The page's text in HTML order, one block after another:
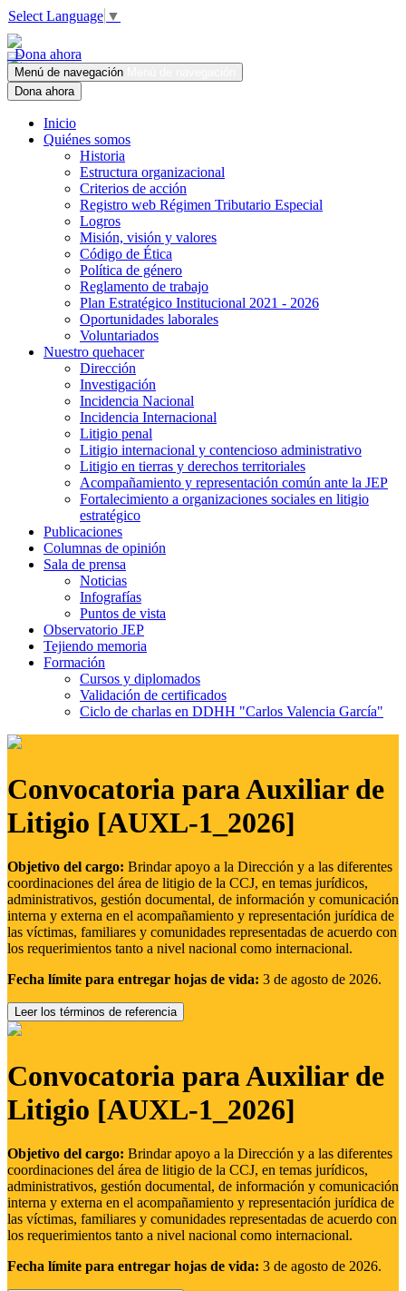
Select Language ▼
Dona ahora
Menú de navegación
Dona ahora
Inicio
Quiénes somos
Historia
Estructura organizacional
Criterios de acción
Registro web Régimen Tributario Especial
Logros
Misión, visión y valores
Código de Ética
Política de género
Reglamento de trabajo
Plan Estratégico Institucional 2021 - 2026
Oportunidades laborales
Voluntariados
Nuestro quehacer
Dirección
Investigación
Incidencia Nacional
Incidencia Internacional
Litigio penal
Litigio internacional y contencioso administrativo
Litigio en tierras y derechos territoriales
Acompañamiento y representación común ante la JEP
Fortalecimiento a organizaciones sociales en litigio
estratégico
Publicaciones
Columnas de opinión
Sala de prensa
Noticias
Infografías
Puntos de vista
Observatorio JEP
Tejiendo memoria
Formación
Cursos y diplomados
Validación de certificados
Ciclo de charlas en DDHH "Carlos Valencia García"
Convocatoria para Auxiliar de
Litigio [AUXL-1_2026]
Objetivo del cargo: Brindar apoyo a la Dirección y a las diferentes
coordinaciones del área de litigio de la CCJ, en temas jurídicos,
administrativos, gestión documental, de información y comunicación
interna y externa en el acompañamiento y representación jurídica de
las víctimas, familiares y comunidades representadas de acuerdo con
los requerimientos tanto a nivel nacional como internacional.
Fecha límite para entregar hojas de vida: 3 de agosto de 2026.
Leer los términos de referencia
Convocatoria para Auxiliar de
Litigio [AUXL-1_2026]
Objetivo del cargo: Brindar apoyo a la Dirección y a las diferentes
coordinaciones del área de litigio de la CCJ, en temas jurídicos,
administrativos, gestión documental, de información y comunicación
interna y externa en el acompañamiento y representación jurídica de
las víctimas, familiares y comunidades representadas de acuerdo con
los requerimientos tanto a nivel nacional como internacional.
Fecha límite para entregar hojas de vida: 3 de agosto de 2026.